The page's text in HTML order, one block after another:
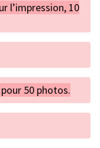
l’impression, 10
50 photos.